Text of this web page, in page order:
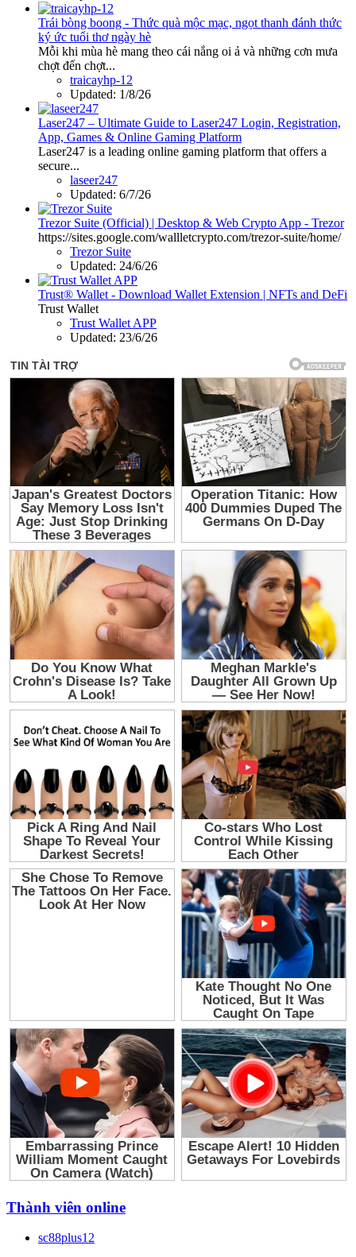
Trái bòng boong - Thức quà mộc mạc, ngọt thanh đánh thức
ký ức tuổi thơ ngày hè
Mỗi khi mùa hè mang theo cái nắng oi ả và những cơn mưa
chợt đến chợt...
traicayhp-12
Updated: 1/8/26
Laser247 – Ultimate Guide to Laser247 Login, Registration,
App, Games & Online Gaming Platform
Laser247 is a leading online gaming platform that offers a
secure...
laseer247
Updated: 6/7/26
Trezor Suite (Official) | Desktop & Web Crypto App - Trezor
https://sites.google.com/wallletcrypto.com/trezor-suite/home/
Trezor Suite
Updated: 24/6/26
Trust® Wallet - Download Wallet Extension | NFTs and DeFi
Trust Wallet
Trust Wallet APP
Updated: 23/6/26
Thành viên online
sc88plus12